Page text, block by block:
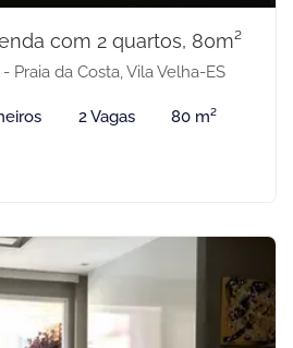
com 2 quartos, 80m²
Praia da Costa, Vila Velha-ES
2 Vagas 80 m²